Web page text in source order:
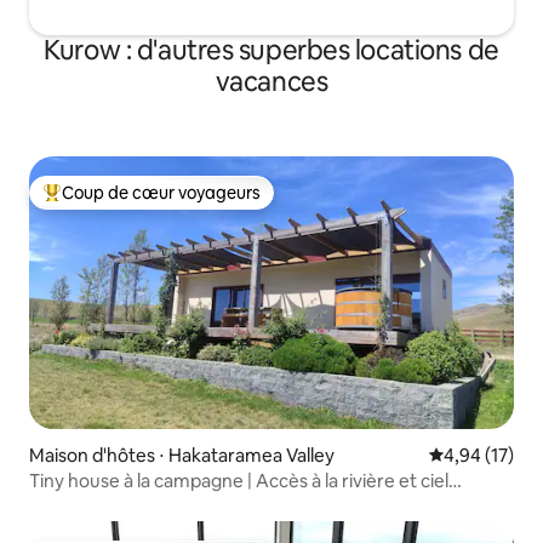
Kurow : d'autres superbes locations de
vacances
Coups de cœur voyageurs les plus appréciés
Coup de cœur voyageurs
Maison d'hôtes ⋅ Hakataramea Valley Évaluation
4,94 (17)
Tiny house à la campagne | Accès à la rivière et ciel